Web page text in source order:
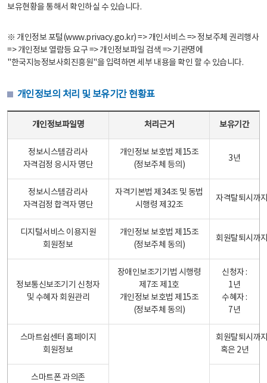
보유현황을 통해서 확인하실 수 있습니다.
※ 개인정보 포털(www.privacy.go.kr) => 개인서비스 => 정보주체 권리행사
=> 개인정보 열람등 요구 => 개인정보파일 검색 => 기관명에
"한국지능정보사회진흥원"을 입력하면 세부 내용을 확인 할 수 있습니다.
개인정보의 처리 및 보유기간 현황표
개인정보파일명 처리근거 보유기간
정보시스템감리사
자격검정 응시자 명단
개인정보 보호법 제15조
(정보주체 등의)
3년
정보시스템감리사
자격검정 합격자 명단
자격기본법 제34조 및 동법
시행령 제32조
자격탈퇴시까
디지털서비스 이용지원
회원정보
개인정보 보호법 제15조
(정보주체 동의)
회원탈퇴시까
정보통신보조기기 신청자
및 수혜자 회원관리
장애인보조기기법 시행령
제7조 제1호
개인정보 보호법 제15조
(정보주체 동의)
신청자 :
1년
수혜자 :
7년
스마트쉼센터 홈페이지
회원정보
회원탈퇴시까
혹은 2년
스마트폰 과의존